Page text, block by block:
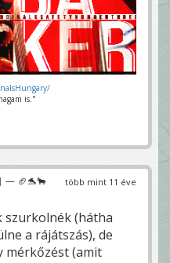
is."
több mint 11 éve
— 🏈🐬🐂
szurkolnék (hátha
a rájátszás), de
mérkőzést (amit